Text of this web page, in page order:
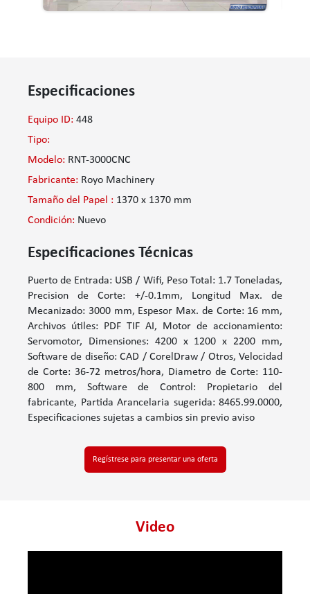
Especificaciones
Equipo ID: 448
Tipo:
Modelo: RNT-3000CNC
Fabricante: Royo Machinery
Tamaño del Papel : 1370 x 1370 mm
Condición: Nuevo
Especificaciones Técnicas
Puerto de Entrada: USB / Wifi, Peso Total: 1.7 Toneladas,
Precision de Corte: +/-0.1mm, Longitud Max. de
Mecanizado: 3000 mm, Espesor Max. de Corte: 16 mm,
Archivos útiles: PDF TIF AI, Motor de accionamiento:
Servomotor, Dimensiones: 4200 x 1200 x 2200 mm,
Software de diseño: CAD / CorelDraw / Otros, Velocidad
de Corte: 36-72 metros/hora, Diametro de Corte: 110-
800 mm, Software de Control: Propietario del
fabricante, Partida Arancelaria sugerida: 8465.99.0000,
Especificaciones sujetas a cambios sin previo aviso
Regístrese para presentar una oferta
Video